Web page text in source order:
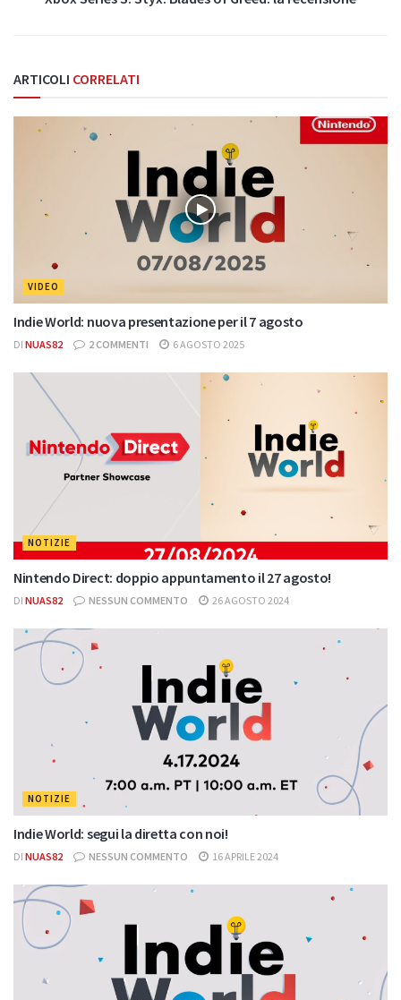
ARTICOLI CORRELATI
VIDEO
Indie World: nuova presentazione per il 7 agosto
DI NUAS82 2 COMMENTI 6 AGOSTO 2025
NOTIZIE
Nintendo Direct: doppio appuntamento il 27 agosto!
DI NUAS82 NESSUN COMMENTO 26 AGOSTO 2024
NOTIZIE
Indie World: segui la diretta con noi!
DI NUAS82 NESSUN COMMENTO 16 APRILE 2024